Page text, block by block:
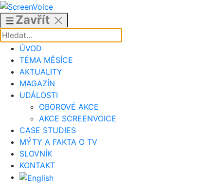
Přejít
obsahu
Zavřít
ÚVOD
TÉMA MĚSÍCE
AKTUALITY
MAGAZÍN
UDÁLOSTI
OBOROVÉ AKCE
AKCE SCREENVOICE
CASE STUDIES
MÝTY A FAKTA O TV
SLOVNÍK
KONTAKT